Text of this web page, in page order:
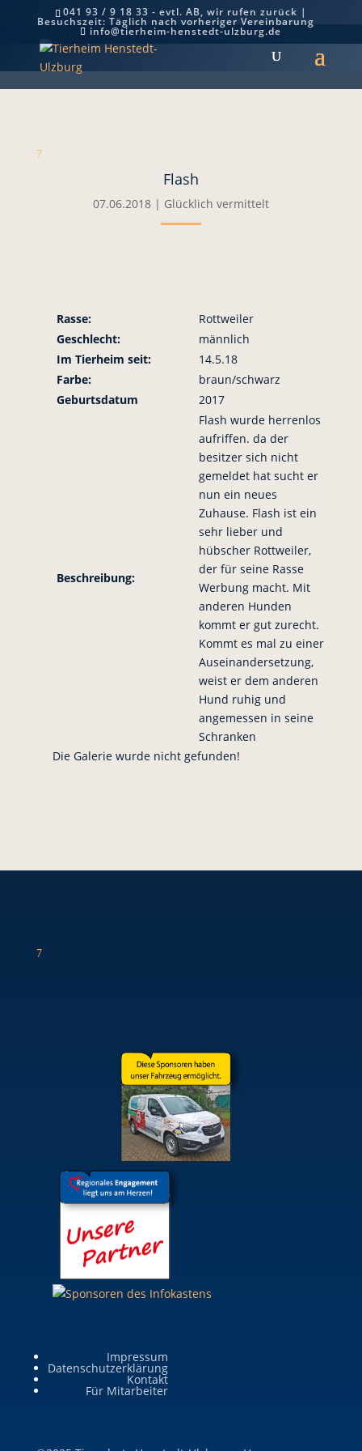
041 93 / 9 18 33 - evtl. AB, wir rufen zurück |
Besuchszeit: Täglich nach vorheriger Vereinbarung
info@tierheim-henstedt-ulzburg.de
Flash
7
Flash
07.06.2018| Glücklich vermittelt
Rasse:
Rottweiler
Geschlecht:
männlich
Im Tierheim seit:
14.5.18
Farbe:
braun/schwarz
Geburtsdatum
2017
Beschreibung:
Flash wurde herrenlos
aufriffen. da der
besitzer sich nicht
gemeldet hat sucht er
nun ein neues
Zuhause. Flash ist ein
sehr lieber und
hübscher Rottweiler,
der für seine Rasse
Werbung macht. Mit
anderen Hunden
kommt er gut zurecht.
Kommt es mal zu einer
Auseinandersetzung,
weist er dem anderen
Hund ruhig und
angemessen in seine
Schranken
Die Galerie wurde nicht gefunden!
7
Impressum
Datenschutzerklärung
Kontakt
Für Mitarbeiter